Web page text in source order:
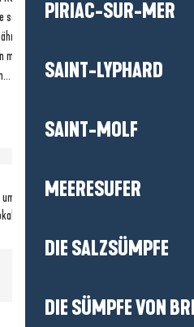
PIRIAC-SUR-MER
SAINT-LYPHARD
SAINT-MOLF
MEERESUFER
DIE SALZSÜMPFE
DIE SÜMPFE VON
sanitäre Qualität des Badegewässers
stabil eingestuft.
Ansatz einsetzt
Biodiversität